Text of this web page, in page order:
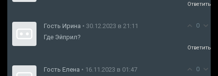
Ответить
0
Гость Ирина • 30.12.2023 в 21:11
Где Эйприл?
Ответить
0
Гость Елена • 16.11.2023 в 01:47